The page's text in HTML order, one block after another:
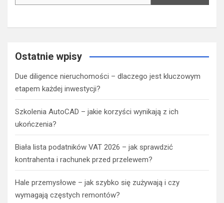
Ostatnie wpisy
Due diligence nieruchomości – dlaczego jest kluczowym
etapem każdej inwestycji?
Szkolenia AutoCAD – jakie korzyści wynikają z ich
ukończenia?
Biała lista podatników VAT 2026 – jak sprawdzić
kontrahenta i rachunek przed przelewem?
Hale przemysłowe – jak szybko się zużywają i czy
wymagają częstych remontów?